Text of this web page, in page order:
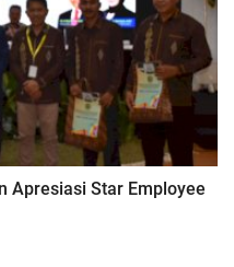
Apresiasi Star Employee